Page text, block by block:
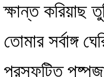
ক্ষান্ত করিয়াছ
তোমার সর্বাঙ্গ
প্রস্ফুটিত